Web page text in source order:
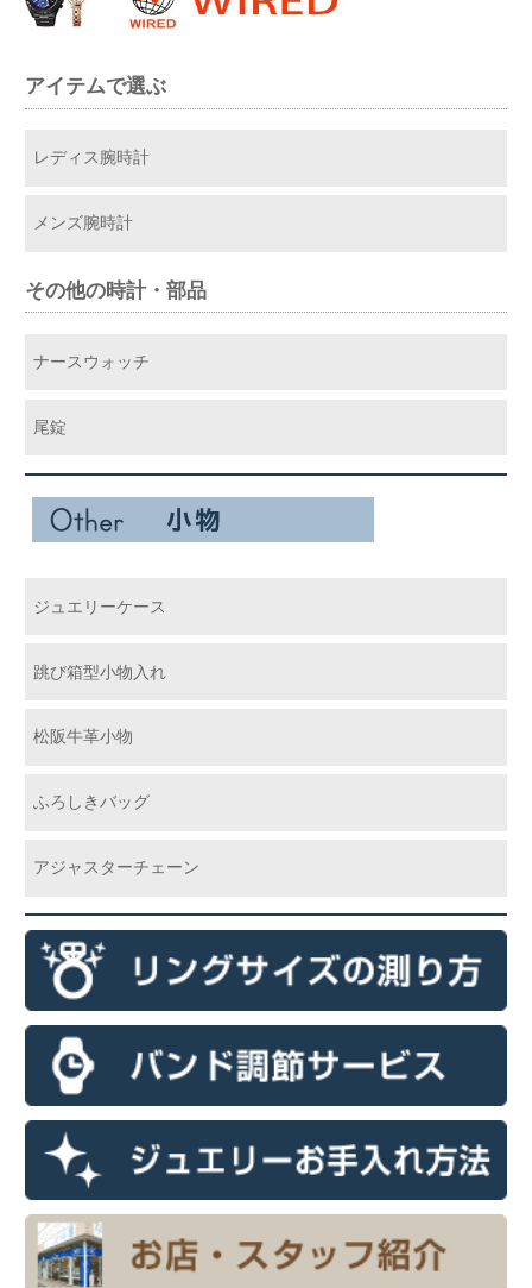
アイテムで選ぶ
レディス腕時計
メンズ腕時計
その他の時計・部品
ナースウォッチ
尾錠
ジュエリーケース
跳び箱型小物入れ
松阪牛革小物
ふろしきバッグ
アジャスターチェーン